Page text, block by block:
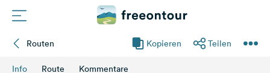
Routen Kopieren Teilen
Info Route Kommentare